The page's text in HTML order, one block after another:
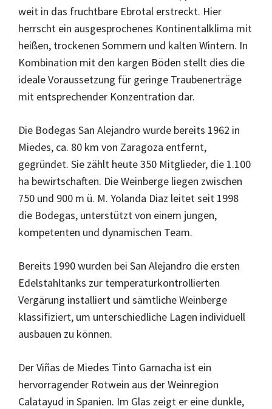
weit in das fruchtbare Ebrotal erstreckt. Hier
herrscht ein ausgesprochenes Kontinentalklima mit
heißen, trockenen Sommern und kalten Wintern. In
Kombination mit den kargen Böden stellt dies die
ideale Voraussetzung für geringe Traubenerträge
mit entsprechender Konzentration dar.
Die Bodegas San Alejandro wurde bereits 1962 in
Miedes, ca. 80 km von Zaragoza entfernt,
gegründet. Sie zählt heute 350 Mitglieder, die 1.100
ha bewirtschaften. Die Weinberge liegen zwischen
750 und 900 m ü. M. Yolanda Diaz leitet seit 1998
die Bodegas, unterstützt von einem jungen,
kompetenten und dynamischen Team.
Bereits 1990 wurden bei San Alejandro die ersten
Edelstahltanks zur temperaturkontrollierten
Vergärung installiert und sämtliche Weinberge
klassifiziert, um unterschiedliche Lagen individuell
ausbauen zu können.
Der Viñas de Miedes Tinto Garnacha ist ein
hervorragender Rotwein aus der Weinregion
Calatayud in Spanien. Im Glas zeigt er eine dunkle,